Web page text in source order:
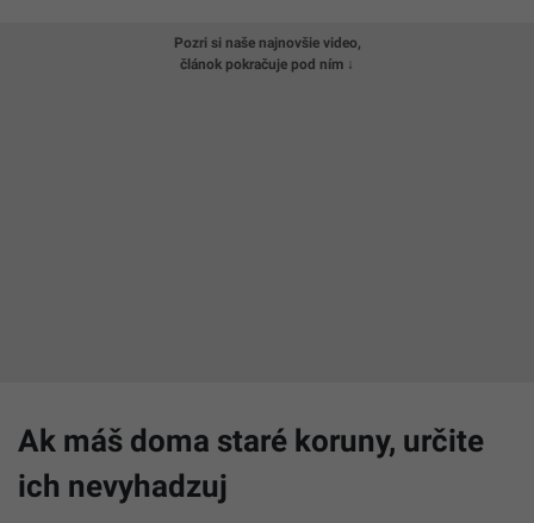
Pozri si naše najnovšie video,
článok pokračuje pod ním ↓
Ak máš doma staré koruny, určite
ich nevyhadzuj